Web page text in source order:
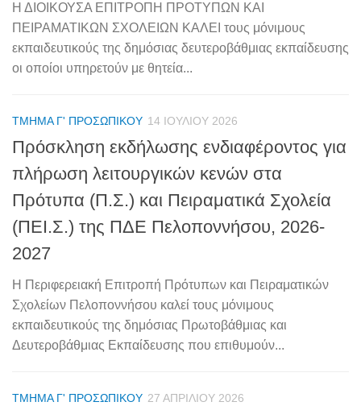
Η ΔΙΟΙΚΟΥΣΑ ΕΠΙΤΡΟΠΗ ΠΡΟΤΥΠΩΝ ΚΑΙ
ΠΕΙΡΑΜΑΤΙΚΩΝ ΣΧΟΛΕΙΩΝ ΚΑΛΕΙ τους μόνιμους
εκπαιδευτικούς της δημόσιας δευτεροβάθμιας εκπαίδευσης
οι οποίοι υπηρετούν με θητεία...
ΤΜΉΜΑ Γ' ΠΡΟΣΩΠΙΚΟΎ 14 ΙΟΥΛΊΟΥ 2026
Πρόσκληση εκδήλωσης ενδιαφέροντος για
πλήρωση λειτουργικών κενών στα
Πρότυπα (Π.Σ.) και Πειραματικά Σχολεία
(ΠΕΙ.Σ.) της ΠΔΕ Πελοποννήσου, 2026-
2027
Η Περιφερειακή Επιτροπή Πρότυπων και Πειραματικών
Σχολείων Πελοποννήσου καλεί τους μόνιμους
εκπαιδευτικούς της δημόσιας Πρωτοβάθμιας και
Δευτεροβάθμιας Εκπαίδευσης που επιθυμούν...
ΤΜΉΜΑ Γ' ΠΡΟΣΩΠΙΚΟΎ 27 ΑΠΡΙΛΊΟΥ 2026